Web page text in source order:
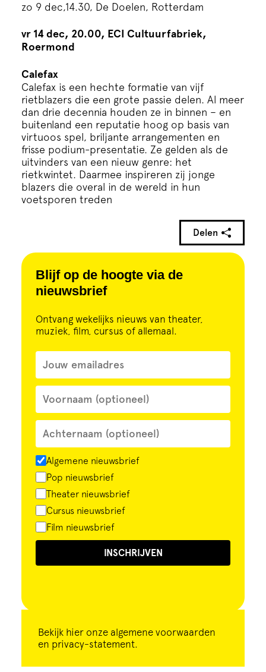
Blijf op de hoogte via de
nieuwsbrief
Ontvang wekelijks nieuws van theater,
muziek, film, cursus of allemaal.
Algemene nieuwsbrief
Pop nieuwsbrief
Theater nieuwsbrief
Cursus nieuwsbrief
Film nieuwsbrief
INSCHRIJVEN
Bekijk hier onze algemene voorwaarden
en privacy-statement.
zo 9 dec,14.30, De Doelen, Rotterdam
vr 14 dec, 20.00, ECI Cultuurfabriek,
Roermond
Calefax
Calefax is een hechte formatie van vijf
rietblazers die een grote passie delen. Al meer
dan drie decennia houden ze in binnen – en
buitenland een reputatie hoog op basis van
virtuoos spel, briljante arrangementen en
frisse podium-presentatie. Ze gelden als de
uitvinders van een nieuw genre: het
rietkwintet. Daarmee inspireren zij jonge
blazers die overal in de wereld in hun
voetsporen treden
Delen